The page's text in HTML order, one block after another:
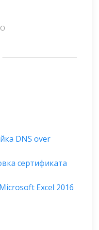
DNS over
сертификата
Excel 2016